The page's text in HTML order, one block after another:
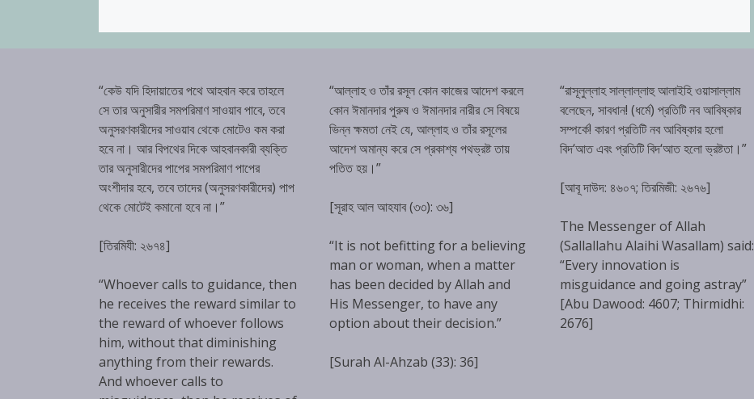
“কেউ যদি হিদায়াতের পথে আহবান করে তাহলে
সে তার অনুসারীর সমপরিমাণ সাওয়াব পাবে, তবে
অনুসরণকারীদের সাওয়াব থেকে মোটেও কম করা
হবে না। আর বিপথের দিকে আহবানকারী ব্যক্তি
তার অনুসারীদের পাপের সমপরিমাণ পাপের
অংশীদার হবে, তবে তাদের (অনুসরণকারীদের) পাপ
থেকে মোটেই কমানো হবে না।”
[তিরমিযী: ২৬৭৪]
“Whoever calls to guidance, then
he receives the reward similar to
the reward of whoever follows
him, without that diminishing
anything from their rewards.
And whoever calls to
“আল্লাহ ও তাঁর রসূল কোন কাজের আদেশ করলে
কোন ঈমানদার পুরুষ ও ঈমানদার নারীর সে বিষয়ে
ভিন্ন ক্ষমতা নেই যে, আল্লাহ ও তাঁর রসূলের
আদেশ অমান্য করে সে প্রকাশ্য পথভ্রষ্ট তায়
পতিত হয়।”
[সূরাহ আল আহযাব (৩৩): ৩৬]
“It is not befitting for a believing
man or woman, when a matter
has been decided by Allah and
His Messenger, to have any
option about their decision.”
[Surah Al-Ahzab (33): 36]
“রাসূলুল্লাহ সাল্লাল্লাহু আলাইহি ওয়াসাল্লাম
বলেছেন, সাবধান! (ধর্মে) প্রতিটি নব আবিষ্কার
সম্পর্কে! কারণ প্রতিটি নব আবিষ্কার হলো
বিদ‘আত এবং প্রতিটি বিদ‘আত হলো ভ্রষ্টতা।”
[আবূ দাউদ: ৪৬০৭; তিরমিজী: ২৬৭৬]
The Messenger of Allah
(Sallallahu Alaihi Wasallam) said:
“Every innovation is
misguidance and going astray”
[Abu Dawood: 4607; Thirmidhi:
2676]